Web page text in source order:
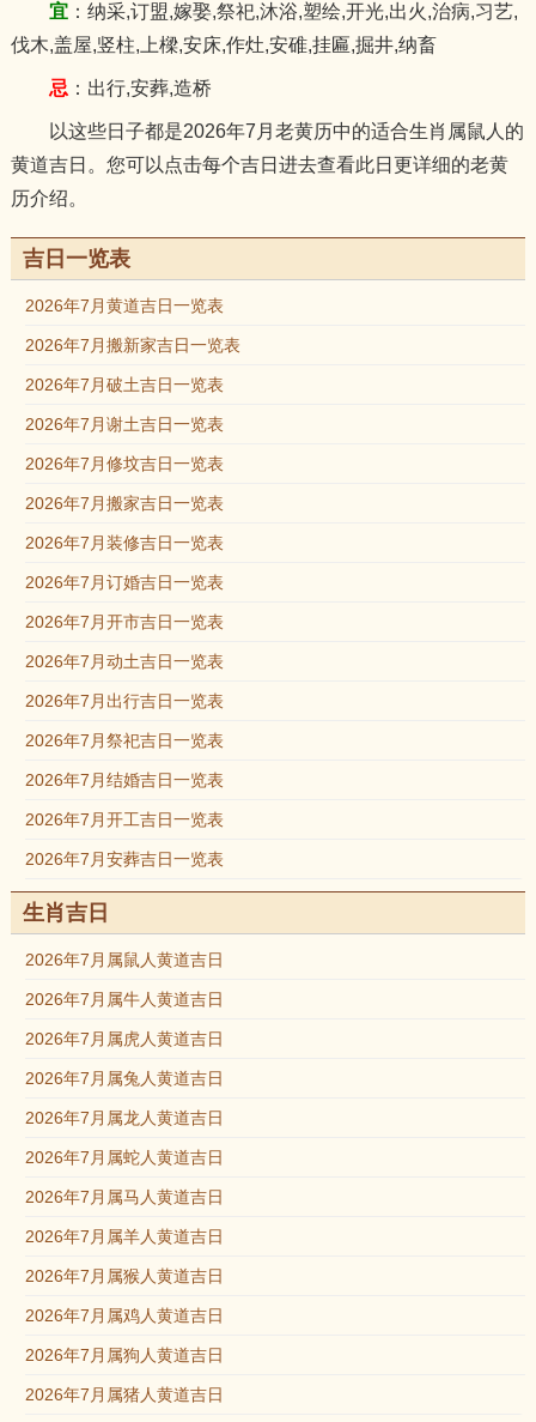
宜：纳采,订盟,嫁娶,祭祀,沐浴,塑绘,开光,出火,治病,习艺,
伐木,盖屋,竖柱,上樑,安床,作灶,安碓,挂匾,掘井,纳畜
忌 ：出行,安葬,造桥
以这些日子都是2026年7月老黄历中的适合生肖属鼠人的
黄道吉日。您可以点击每个吉日进去查看此日更详细的老黄
历介绍。
吉日一览表
2026年7月黄道吉日一览表
2026年7月搬新家吉日一览表
2026年7月破土吉日一览表
2026年7月谢土吉日一览表
2026年7月修坟吉日一览表
2026年7月搬家吉日一览表
2026年7月装修吉日一览表
2026年7月订婚吉日一览表
2026年7月开市吉日一览表
2026年7月动土吉日一览表
2026年7月出行吉日一览表
2026年7月祭祀吉日一览表
2026年7月结婚吉日一览表
2026年7月开工吉日一览表
2026年7月安葬吉日一览表
生肖吉日
2026年7月属鼠人黄道吉日
2026年7月属牛人黄道吉日
2026年7月属虎人黄道吉日
2026年7月属兔人黄道吉日
2026年7月属龙人黄道吉日
2026年7月属蛇人黄道吉日
2026年7月属马人黄道吉日
2026年7月属羊人黄道吉日
2026年7月属猴人黄道吉日
2026年7月属鸡人黄道吉日
2026年7月属狗人黄道吉日
2026年7月属猪人黄道吉日